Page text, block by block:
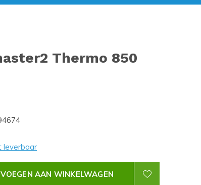
Thermo 850
leverbaar
AAN WINKELWAGEN